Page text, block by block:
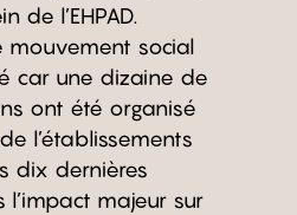
de l’EHPAD.
mouvement social
car une dizaine de
ont été organisé
l’établissements
dix dernières
l’impact majeur sur